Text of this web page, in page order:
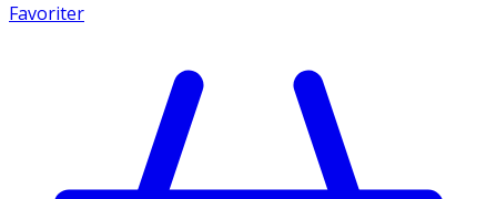
Favoriter